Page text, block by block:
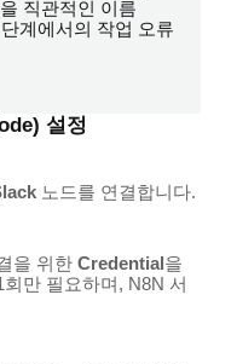
직관적인 이름
계에서의 작업 오류
설정
노드를 연결합니다.
을 위한 Credential을
만 필요하며, N8N 서